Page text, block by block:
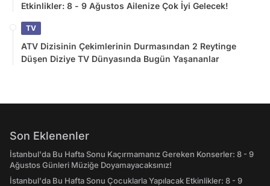
Etkinlikler: 8 - 9 Ağustos Ailenize Çok İyi Gelecek!
TV
ATV Dizisinin Çekimlerinin Durmasından 2 Reytinge
Düşen Diziye TV Dünyasında Bugün Yaşananlar
Son Eklenenler
İstanbul'da Bu Hafta Sonu Kaçırmamanız Gereken Konserler: 8 - 9
Ağustos Günleri Müziğe Doyamayacaksınız!
İstanbul'da Bu Hafta Sonu Çocuklarla Yapılacak Etkinlikler: 8 - 9